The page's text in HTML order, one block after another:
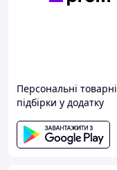
Персональні товарні
підбірки у додатку